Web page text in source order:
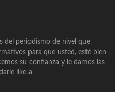
del periodismo de nivel que
para que usted, esté bien
su confianza y le damos las
like a